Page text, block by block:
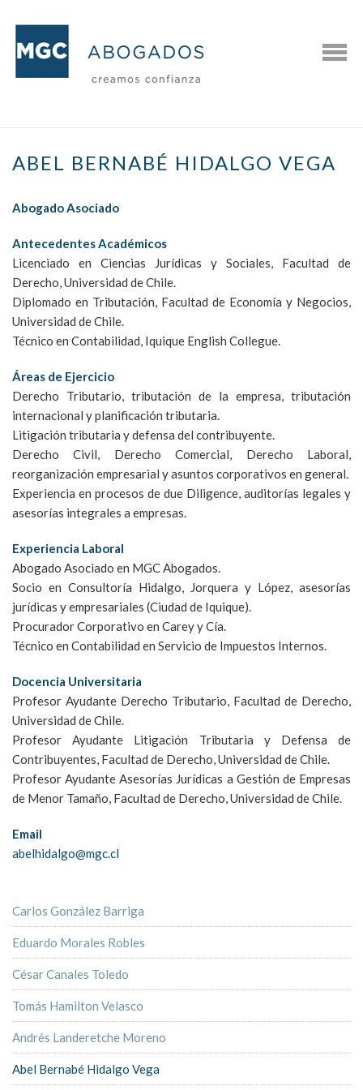
ABEL BERNABÉ HIDALGO VEGA
Abogado Asociado
Antecedentes Académicos
Licenciado en Ciencias Jurídicas y Sociales, Facultad de
Derecho, Universidad de Chile.
Diplomado en Tributación, Facultad de Economía y Negocios,
Universidad de Chile.
Técnico en Contabilidad, Iquique English Collegue.
Áreas de Ejercicio
Derecho Tributario, tributación de la empresa, tributación
internacional y planificación tributaria.
Litigación tributaria y defensa del contribuyente.
Derecho Civil, Derecho Comercial, Derecho Laboral,
reorganización empresarial y asuntos corporativos en general.
Experiencia en procesos de due Diligence, auditorías legales y
asesorías integrales a empresas.
Experiencia Laboral
Abogado Asociado en MGC Abogados.
Socio en Consultoría Hidalgo, Jorquera y López, asesorías
jurídicas y empresariales (Ciudad de Iquique).
Procurador Corporativo en Carey y Cía.
Técnico en Contabilidad en Servicio de Impuestos Internos.
Docencia Universitaria
Profesor Ayudante Derecho Tributario, Facultad de Derecho,
Universidad de Chile.
Profesor Ayudante Litigación Tributaria y Defensa de
Contribuyentes, Facultad de Derecho, Universidad de Chile.
Profesor Ayudante Asesorías Jurídicas a Gestión de Empresas
de Menor Tamaño, Facultad de Derecho, Universidad de Chile.
Email
abelhidalgo@mgc.cl
Carlos González Barriga
Eduardo Morales Robles
César Canales Toledo
Tomás Hamilton Velasco
Andrés Landeretche Moreno
Abel Bernabé Hidalgo Vega